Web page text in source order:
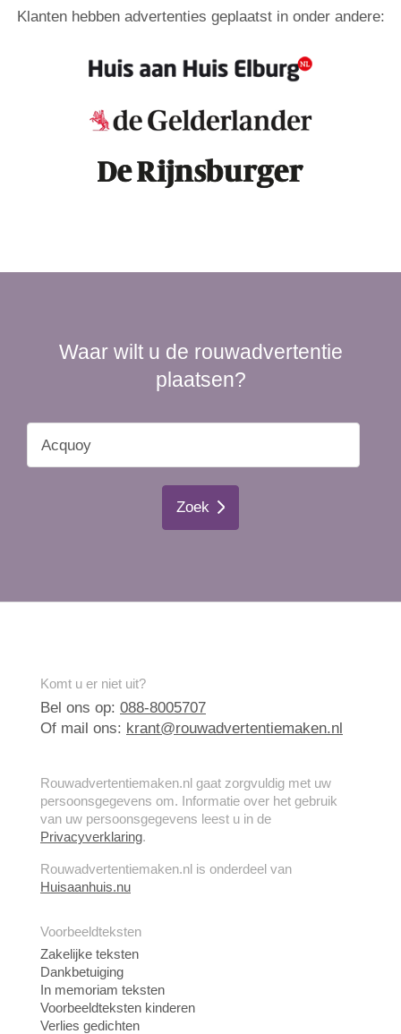
Klanten hebben advertenties geplaatst in onder andere:
Waar wilt u de rouwadvertentie
plaatsen?
Zoek
Komt u er niet uit?
Bel ons op: 088-8005707
Of mail ons: krant@rouwadvertentiemaken.nl
Rouwadvertentiemaken.nl gaat zorgvuldig met uw
persoonsgegevens om. Informatie over het gebruik
van uw persoonsgegevens leest u in de
Privacyverklaring.
Rouwadvertentiemaken.nl is onderdeel van
Huisaanhuis.nu
Voorbeeldteksten
Zakelijke teksten
Dankbetuiging
In memoriam teksten
Voorbeeldteksten kinderen
Verlies gedichten